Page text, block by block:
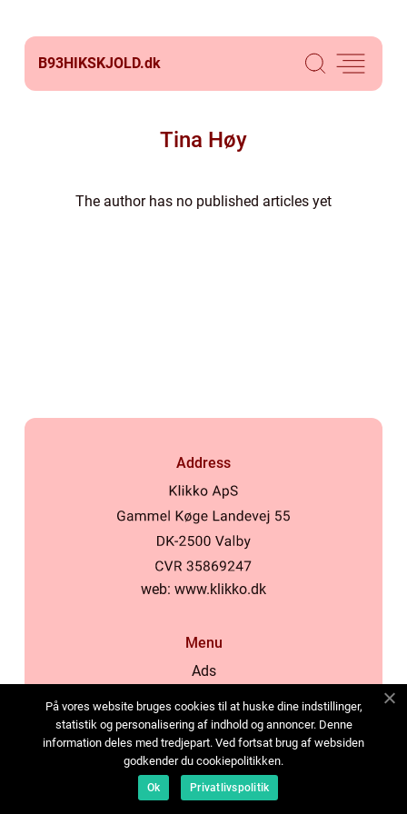
B93HIKSKJOLD.dk
Tina Høy
The author has no published articles yet
Address
web: www.klikko.dk
Menu
Ads
Cookies
Contact
Sitemap
På vores website bruges cookies til at huske dine indstillinger,
statistik og personalisering af indhold og annoncer. Denne
information deles med tredjepart. Ved fortsat brug af websiden
godkender du cookiepolitikken.
Ok Privatlivspolitik